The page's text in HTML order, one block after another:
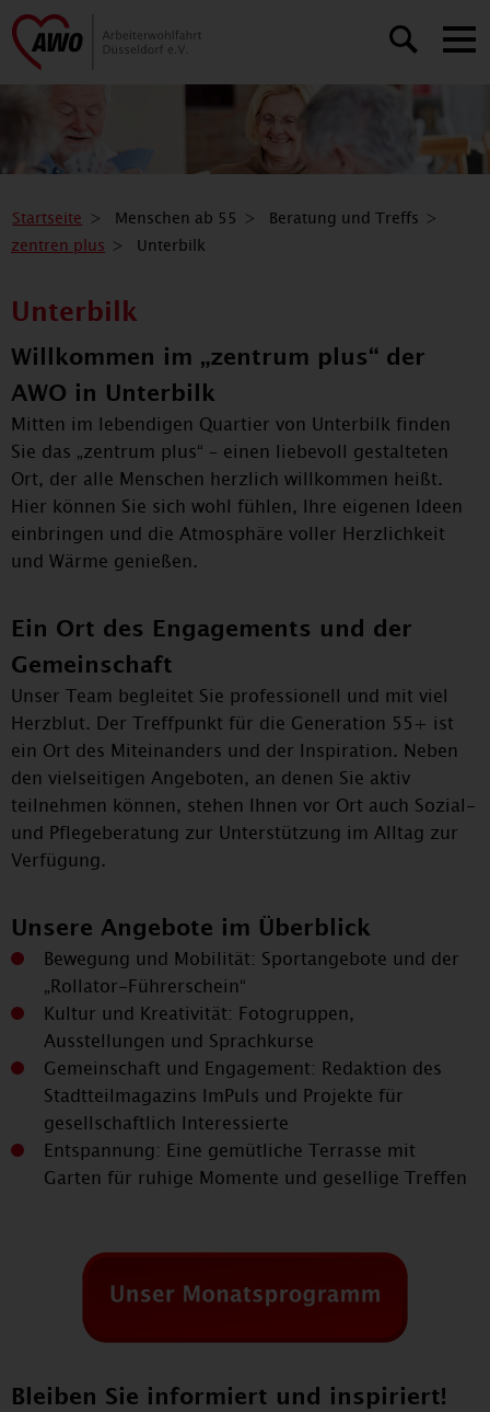
Startseite Menschen ab 55
Beratung und Treffs
zentren plus
Unterbilk
Unterbilk
Willkommen im „zentrum plus“ der
AWO in Unterbilk
Mitten im lebendigen Quartier von Unterbilk finden
Sie das „zentrum plus“ – einen liebevoll gestalteten
Ort, der alle Menschen herzlich willkommen heißt.
Hier können Sie sich wohl fühlen, Ihre eigenen Ideen
einbringen und die Atmosphäre voller Herzlichkeit
und Wärme genießen.
Ein Ort des Engagements und der
Gemeinschaft
Unser Team begleitet Sie professionell und mit viel
Herzblut. Der Treffpunkt für die Generation 55+ ist
ein Ort des Miteinanders und der Inspiration. Neben
den vielseitigen Angeboten, an denen Sie aktiv
teilnehmen können, stehen Ihnen vor Ort auch Sozial-
und Pflegeberatung zur Unterstützung im Alltag zur
Verfügung.
Unsere Angebote im Überblick
Bewegung und Mobilität: Sportangebote und der
„Rollator-Führerschein“
Kultur und Kreativität: Fotogruppen,
Ausstellungen und Sprachkurse
Gemeinschaft und Engagement: Redaktion des
Stadtteilmagazins ImPuls und Projekte für
gesellschaftlich Interessierte
Entspannung: Eine gemütliche Terrasse mit
Garten für ruhige Momente und gesellige Treffen
Bleiben Sie informiert und inspiriert!